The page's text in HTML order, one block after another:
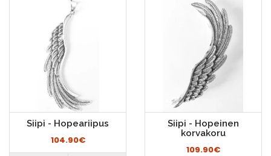
Siipi - Hopeariipus
104.90€
Siipi - Hopeinen
korvakoru
109.90€